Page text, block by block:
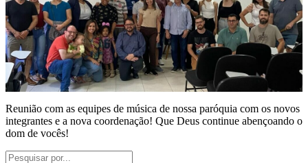
Reunião com as equipes de música de nossa paróquia com os novos
integrantes e a nova coordenação! Que Deus continue abençoando o
dom de vocês!